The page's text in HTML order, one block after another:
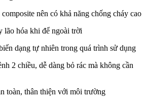
nên có khả năng chống cháy cao
lão hóa khi để ngoài trời
dạng tự nhiên trong quá trình sử dụng
2 chiều, dễ dàng bỏ rác mà không cần
toàn, thân thiện với môi trường